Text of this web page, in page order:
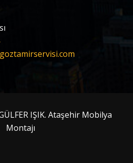
IŞIK. Ataşehir Mobilya
Montajı